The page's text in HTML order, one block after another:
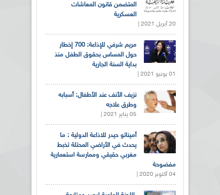
المتضمن قانون المعاشات
العسكرية
20 أبريل 2021 |
مريم شرفي للإذاعة: 700 إخطار
حول المساس بحقوق الطفل منذ
بداية السنة الجارية
01 يونيو 2021 |
نزيف الأنف عند الأطفال: أسبابه
وطرق علاجه
05 يناير 2021 |
أميناتو حيدر للاذاعة الدولية : ما
يحدث في الأراضي المحتلة تخبط
مغربي حقيقي وممارسة استعمارية
مفضوحة
04 أكتوبر 2020 |